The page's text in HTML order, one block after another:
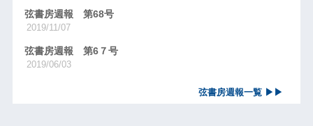
弦書房週報 第68号
2019/11/07
弦書房週報 第6７号
2019/06/03
弦書房週報一覧 ▶▶